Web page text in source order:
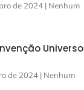
de 2024 Nenhum
Universo
de 2024 Nenhum